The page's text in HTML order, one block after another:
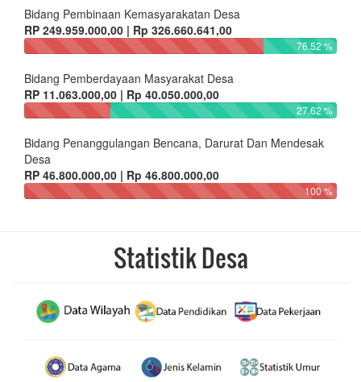
Bidang Pembinaan Kemasyarakatan Desa
RP 249.959.000,00 | Rp 326.660.641,00
76.52 %
Bidang Pemberdayaan Masyarakat Desa
RP 11.063.000,00 | Rp 40.050.000,00
27.62 %
Bidang Penanggulangan Bencana, Darurat Dan Mendesak
Desa
RP 46.800.000,00 | Rp 46.800.000,00
100 %
Statistik Desa